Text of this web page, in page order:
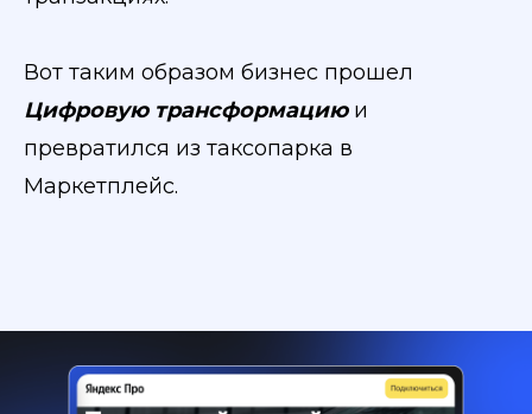
Вот таким образом бизнес прошел
Цифровую трансформациюи
превратился из таксопарка в
Маркетплейс.